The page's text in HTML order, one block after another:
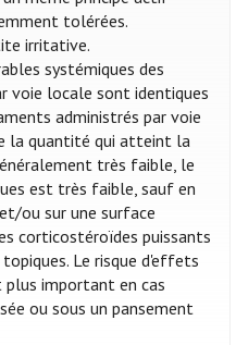
tolérées.
irritative.
systémiques des
voie locale sont identiques
administrés par voie
la quantité qui atteint la
très faible, le
est très faible, sauf en
ou sur une surface
corticostéroïdes puissants
Le risque d'effets
plus important en cas
ou sous un pansement